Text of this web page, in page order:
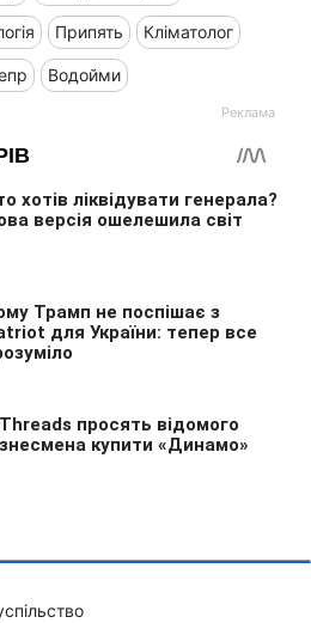
Припять Кліматолог
Водойми